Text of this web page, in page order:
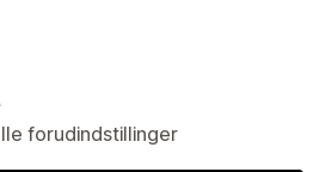
forudindstillinger